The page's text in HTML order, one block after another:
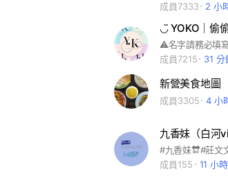
成員7333
2 小
◡̈ YOKO｜偷
成員7215
31 分
新營美食地圖
成員3305 4 小
九香妹（白河
成員155
11 小